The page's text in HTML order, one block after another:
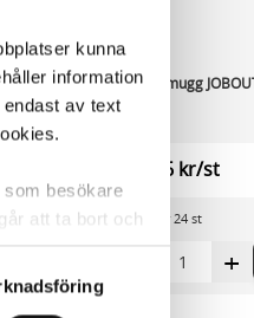
kunna
information
av text
som besökare
att ta bort och
utan
beige
ca 1-2 dagar
Termosmugg
500ml
180,16 kr/st
I lager 24 st
+